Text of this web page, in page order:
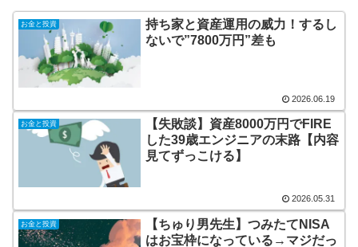
お金と投資
持ち家と資産運用の威力！するし
ないで”7800万円”差も
2026.06.19
お金と投資
【失敗談】資産8000万円でFIRE
した39歳エンジニアの末路【内容
見てずっこける】
2026.05.31
お金と投資
【ちゅり男先生】つみたてNISA
はお宝枠になっている→マジだっ